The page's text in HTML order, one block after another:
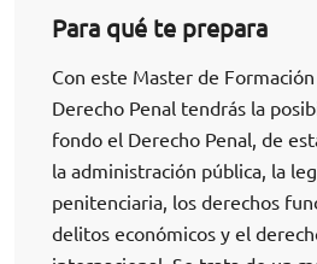
Para qué te prepara
Con este Master de
Derecho Penal tendrás la
fondo el Derecho Penal, de
la administración pública, la
penitenciaria, los derechos
delitos económicos y el